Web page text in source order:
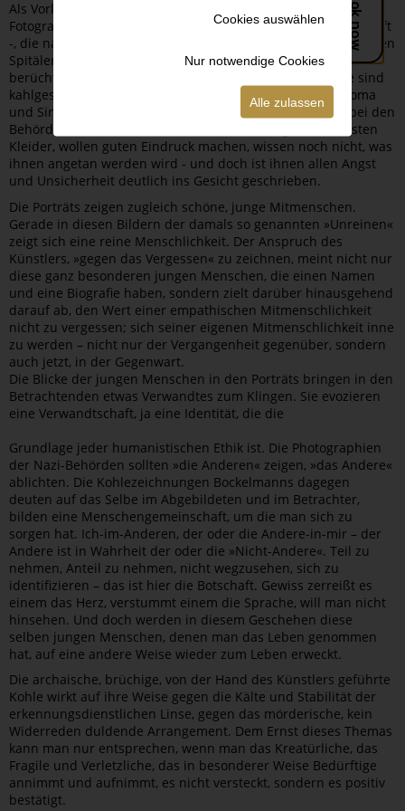
Cookies auswählen
Nur notwendige Cookies
Alle zulassen
Als Vorlagen der Porträts dienen erkennungsdienstliche
Fotografien der damaligen Behörden – Gestapo, SS, Ärzteschaft
-, die nach der Deportation der Kinder und Jugendlichen in den
Spitälern und Lagern gemacht wurden. Sie tragen dann den
berüchtigten breit gestreiften Häftlingsanzug, ihre Köpfe sind
kahlgeschoren. Dagegen wurden andere, vornehmlich Roma
und Sinti, in den Sammellagern dazu aufgefordert, sich bei den
Behörden zum Fototermin zu melden. Sie tragen ihre besten
Kleider, wollen guten Eindruck machen, wissen noch nicht, was
ihnen angetan werden wird - und doch ist ihnen allen Angst
und Unsicherheit deutlich ins Gesicht geschrieben.
Die Porträts zeigen zugleich schöne, junge Mitmenschen.
Gerade in diesen Bildern der damals so genannten »Unreinen«
zeigt sich eine reine Menschlichkeit. Der Anspruch des
Künstlers, »gegen das Vergessen« zu zeichnen, meint nicht nur
diese ganz besonderen jungen Menschen, die einen Namen
und eine Biografie haben, sondern zielt darüber hinausgehend
darauf ab, den Wert einer empathischen Mitmenschlichkeit
nicht zu vergessen; sich seiner eigenen Mitmenschlichkeit inne
zu werden – nicht nur der Vergangenheit gegenüber, sondern
auch jetzt, in der Gegenwart.
Die Blicke der jungen Menschen in den Porträts bringen in den
Betrachtenden etwas Verwandtes zum Klingen. Sie evozieren
eine Verwandtschaft, ja eine Identität, die die
Grundlage jeder humanistischen Ethik ist. Die Photographien
der Nazi-Behörden sollten »die Anderen« zeigen, »das Andere«
ablichten. Die Kohlezeichnungen Bockelmanns dagegen
deuten auf das Selbe im Abgebildeten und im Betrachter,
bilden eine Menschengemeinschaft, um die man sich zu
sorgen hat. Ich-im-Anderen, der oder die Andere-in-mir – der
Andere ist in Wahrheit der oder die »Nicht-Andere«. Teil zu
nehmen, Anteil zu nehmen, nicht wegzusehen, sich zu
identifizieren – das ist hier die Botschaft. Gewiss zerreißt es
einem das Herz, verstummt einem die Sprache, will man nicht
hinsehen. Und doch werden in diesem Geschehen diese
selben jungen Menschen, denen man das Leben genommen
hat, auf eine andere Weise wieder zum Leben erweckt.
Die archaische, brüchige, von der Hand des Künstlers geführte
Kohle wirkt auf ihre Weise gegen die Kälte und Stabilität der
erkennungsdienstlichen Linse, gegen das mörderische, kein
Widerreden duldende Arrangement. Dem Ernst dieses Themas
kann man nur entsprechen, wenn man das Kreatürliche, das
Fragile und Verletzliche, das in besonderer Weise Bedürftige
annimmt und aufnimmt, es nicht versteckt, sondern es positiv
bestätigt.